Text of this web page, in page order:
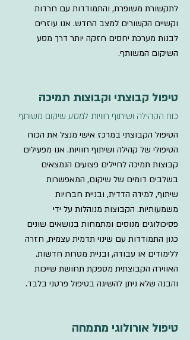
לתקשורת משופרת, והתמודדות עם חרדות
וקשיים הקשורים למצב החדש. אנו עוזרים
לבנות מערכת יחסים חזקה יותר דרך מסע
השיקום המשותף.
טיפול קבוצתי וקבוצות תמיכה
כוח הקהילה ושיתוף חוויות למסע שיקום משותף
הטיפול הקבוצתי במרכז אישי מנצל את הכוח
הטיפולי של קהילה ושיתוף חוויות. אנו מפעילים
קבוצות תמיכה לחיילים פצועים הנמצאים
בשלבים דומים של שיקום, המאפשרות
שיתוף, למידה הדדית, ובניית חברויות
משמעותיות. הקבוצות מנוהלות על ידי
פסיכולוגים מנוסים ומתמחות בנושאים שונים
כגון התמודדות עם שינוי תדמית עצמית, חזרה
ללימודים או עבודה, ובניית מטרות חדשות.
האווירה הקבוצתית מספקת תחושת שייכות
והבנה שלא ניתן להשיגה בטיפול פרטני בלבד.
טיפול אורולוגי מתמחה